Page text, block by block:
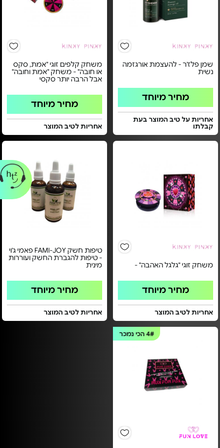
שמן פלז'ר - להעצמת אורגזמה
נשית
מחיר מיוחד
אחריות על טיב המוצר בעת
קבלתו
משחק קלפים זוגי "אמת, סקס
או חובה" - משחק "אמת וחובה"
אבל הרבה יותר סקסי
מחיר מיוחד
אחריות לטיב המוצר
משחק זוגי "גלגל האהבה" -
מחיר מיוחד
אחריות לטיב המוצר
טיפות חשק FAMI-JOY פאמי ג'וי
- טיפות להגברת החשק ועוררות
מינית
מחיר מיוחד
אחריות לטיב המוצר
4#הכי נמכר